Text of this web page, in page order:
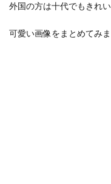
外国の方は十代でもきれ
可愛い画像をまとめてみ